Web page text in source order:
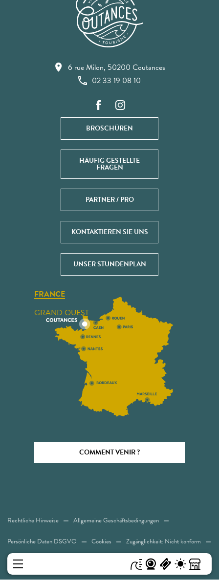
6 rue Milon, 50200 Coutances
02 33 19 08 10
BROSCHÜREN
HÄUFIG GESTELLTE
FRAGEN
PARTNER / PRO
KONTAKTIEREN SIE UNS
UNSER STUNDENPLAN
FRANCE
GRAND OUEST
COMMENT VENIR ?
Rechtliche Hinweise Allgemeine Geschäftsbedingungen
Persönliche Daten DSGVO Cookies Zugänglichkeit: Nicht konform
Sitemap